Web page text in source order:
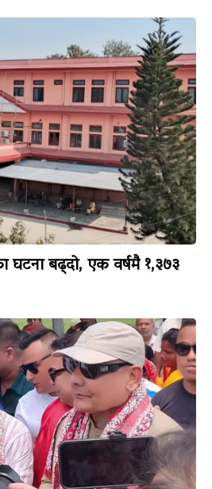
घटना बढ्दो, एक वर्षमै १,३७३